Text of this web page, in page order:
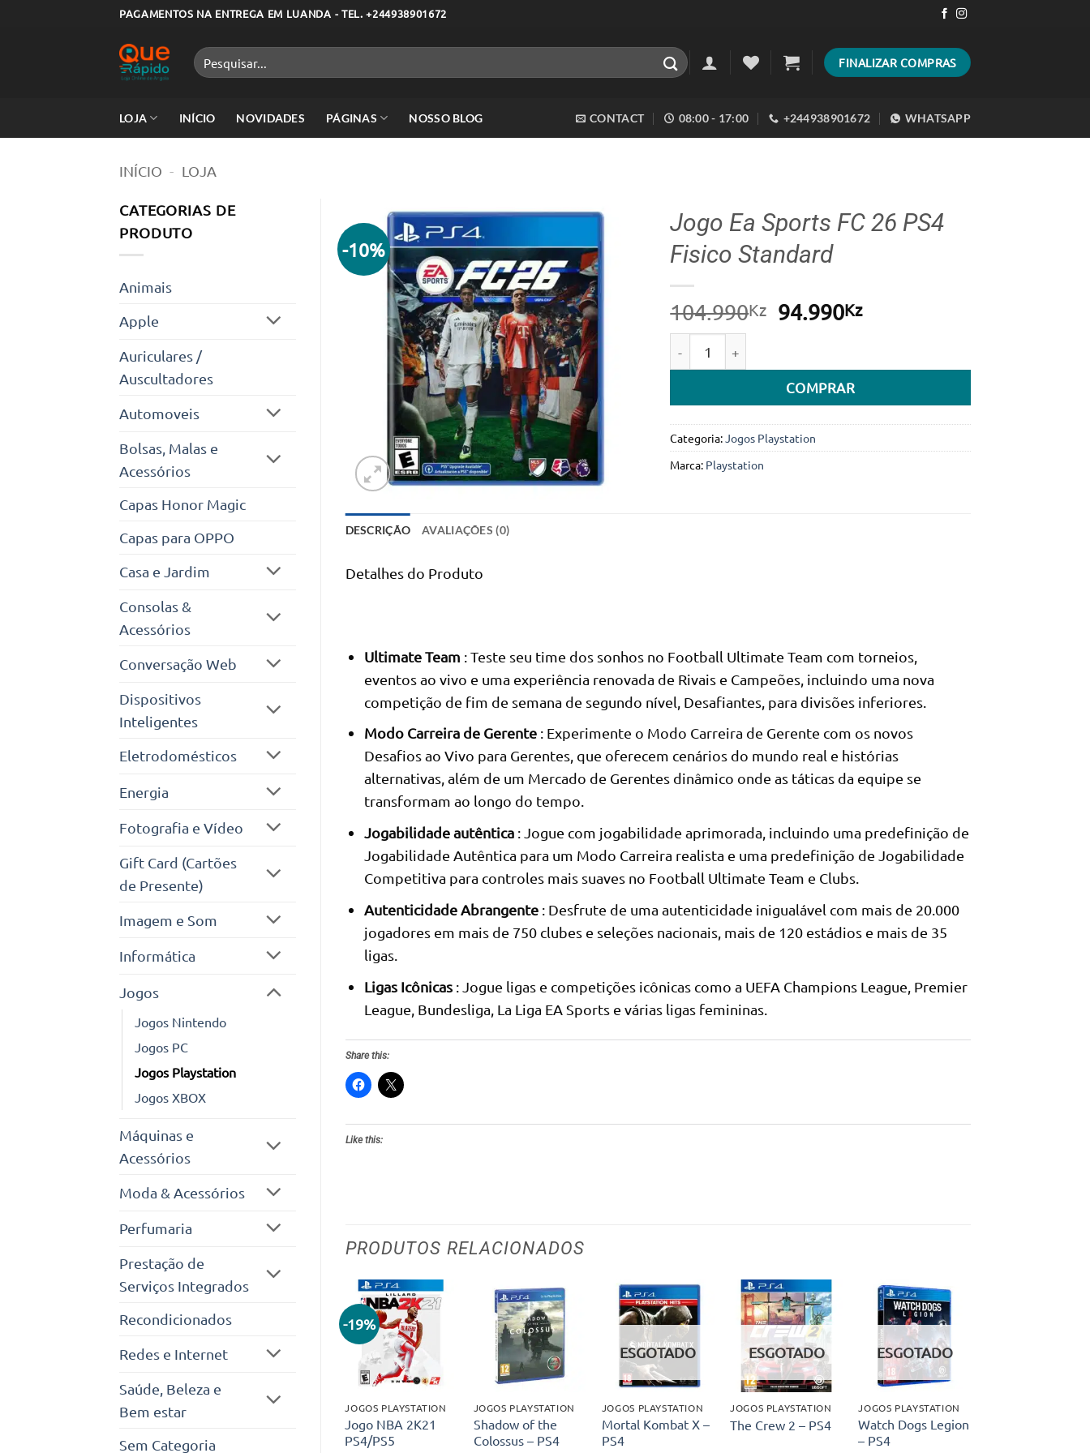
PAGAMENTOS NA ENTREGA EM LUANDA - TEL. +244938901672
Pesquisar
por:
FINALIZAR COMPRAS
LOJA INÍCIO NOVIDADES PÁGINAS NOSSO BLOG CONTACT 08:00 - 17:00 +244938901672 WHATSAPP
INÍCIO - LOJA
CATEGORIAS DE
PRODUTO
Animais
Apple
Auriculares /
Auscultadores
Automoveis
Bolsas, Malas e
Acessórios
Capas Honor Magic
Capas para OPPO
Casa e Jardim
Consolas &
Acessórios
Conversação Web
Dispositivos
Inteligentes
Eletrodomésticos
Energia
Fotografia e Vídeo
Gift Card (Cartões
de Presente)
Imagem e Som
Informática
Jogos
Jogos Nintendo
Jogos PC
Jogos Playstation
Jogos XBOX
Máquinas e
Acessórios
Moda & Acessórios
Perfumaria
Prestação de
Serviços Integrados
Recondicionados
Redes e Internet
Saúde, Beleza e
Bem estar
Sem Categoria
-10%
Adicionar
aos meus
desejos
Jogo Ea Sports FC 26 PS4
Fisico Standard
104.990Kz O
era:
104.990Kz.
94.990KzO
é:
COMPRAR
Categoria:Jogos Playstation
Marca: Playstation
DESCRIÇÃO AVALIAÇÕES (0)
Detalhes do Produto
Ultimate Team : Teste seu time dos sonhos no Football Ultimate Team com torneios,
eventos ao vivo e uma experiência renovada de Rivais e Campeões, incluindo uma nova
competição de fim de semana de segundo nível, Desafiantes, para divisões inferiores.
Modo Carreira de Gerente: Experimente o Modo Carreira de Gerente com os novos
Desafios ao Vivo para Gerentes, que oferecem cenários do mundo real e histórias
alternativas, além de um Mercado de Gerentes dinâmico onde as táticas da equipe se
transformam ao longo do tempo.
Jogabilidade autêntica: Jogue com jogabilidade aprimorada, incluindo uma predefinição de
Jogabilidade Autêntica para um Modo Carreira realista e uma predefinição de Jogabilidade
Competitiva para controles mais suaves no Football Ultimate Team e Clubs.
Autenticidade Abrangente: Desfrute de uma autenticidade inigualável com mais de 20.000
jogadores em mais de 750 clubes e seleções nacionais, mais de 120 estádios e mais de 35
ligas.
Ligas Icônicas: Jogue ligas e competições icônicas como a UEFA Champions League, Premier
League, Bundesliga, La Liga EA Sports e várias ligas femininas.
Share this:
Like this:
PRODUTOS RELACIONADOS
-19%
Adicionar
aos meus
desejos
JOGOS PLAYSTATION
Jogo NBA 2K21
PS4/PS5
Adicionar
aos meus
desejos
JOGOS PLAYSTATION
Shadow of the
Colossus – PS4
Adicionar
aos meus
desejos
ESGOTADO
JOGOS PLAYSTATION
Mortal Kombat X –
PS4
Adicionar
aos meus
desejos
ESGOTADO
JOGOS PLAYSTATION
The Crew 2 – PS4
Adicionar
aos meus
desejos
ESGOTADO
JOGOS PLAYSTATION
Watch Dogs Legion
– PS4